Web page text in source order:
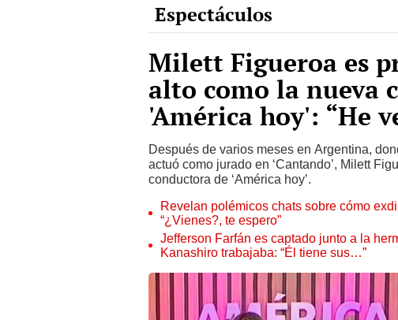
Espectáculos
Milett Figueroa es
alto como la nueva
'América hoy': “He
Después de varios meses en Argentina,
actuó como jurado en ‘Cantando’, Milett
conductora de ‘América hoy’.
Revelan polémicos chats sobre cómo
“¿Vienes?, te espero”
Jefferson Farfán es captado junto a la
Kanashiro trabajaba: “Él tiene sus…”